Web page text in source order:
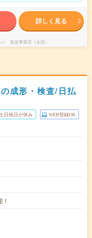
詳しく見る
製造事業部（全国）
成形・検査/日払
土日祝日が休み WEB登録OK